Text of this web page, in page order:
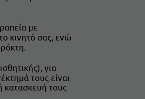
με
κινητό σας, ενώ
για
τους είναι
κατασκευή τους